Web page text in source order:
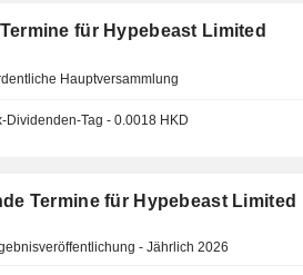
für Hypebeast Limited
Hauptversammlung
Dividenden-Tag - 0.0018 HKD
Termine für Hypebeast Limited
- Jährlich 2026